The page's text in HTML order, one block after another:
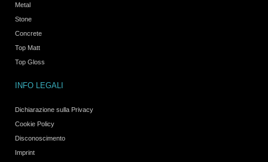
Metal
Stone
Concrete
Top Matt
Top Gloss
INFO LEGALI
Dichiarazione sulla Privacy
Cookie Policy
Disconoscimento
Imprint